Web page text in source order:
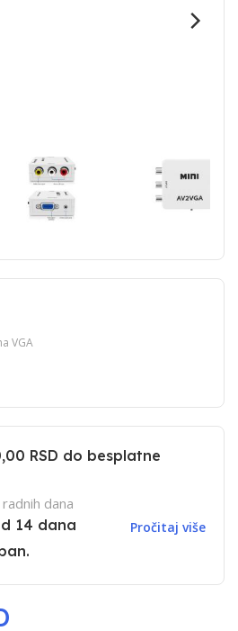
VGA
RSD do besplatne
dana
14 dana
Pročitaj više